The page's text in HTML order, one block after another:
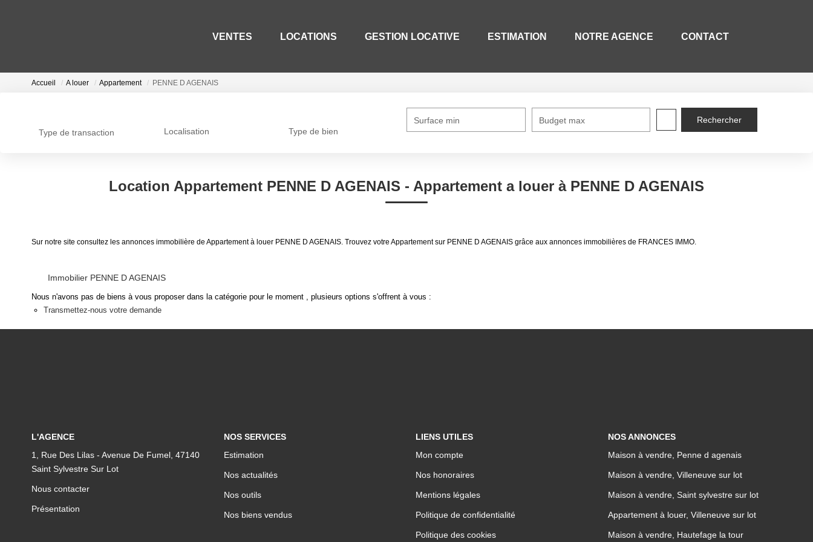
VENTES LOCATIONS GESTION LOCATIVE ESTIMATION NOTRE AGENCE CONTACT
Accueil A louer Appartement PENNE D AGENAIS
Type de transaction Localisation Type de bien
Surface min Budget max
Location Appartement PENNE D AGENAIS - Appartement a louer à PENNE D AGENAIS
Sur notre site consultez les annonces immobilière de Appartement à louer PENNE D AGENAIS. Trouvez votre Appartement sur PENNE D AGENAIS grâce aux annonces immobilières de FRANCES IMMO.
Immobilier PENNE D AGENAIS
Nous n'avons pas de biens à vous proposer dans la catégorie pour le moment , plusieurs options s'offrent à vous :
Transmettez-nous votre demande
L'AGENCE
1, Rue Des Lilas - Avenue De Fumel, 47140
Saint Sylvestre Sur Lot
Nous contacter
Présentation
NOS SERVICES
Estimation
Nos actualités
Nos outils
Nos biens vendus
LIENS UTILES
Mon compte
Nos honoraires
Mentions légales
Politique de confidentialité
Politique des cookies
NOS ANNONCES
Maison à vendre, Penne d agenais
Maison à vendre, Villeneuve sur lot
Maison à vendre, Saint sylvestre sur lot
Appartement à louer, Villeneuve sur lot
Maison à vendre, Hautefage la tour